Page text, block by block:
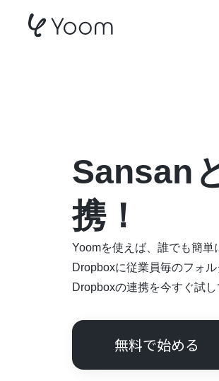
Sansan
携！
Yoomを使えば、誰でも簡
Dropboxに従業員毎のフォ
Dropboxの連携を今すぐ試し
無料で始める